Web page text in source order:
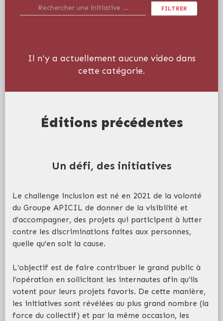
FILTRER
Il n'y a actuellement aucune video dans
cette catégorie.
Éditions précédentes
Un défi, des initiatives
Le challenge inclusion est né en 2021 de la volonté
du Groupe APICIL de donner de la visibilité et
d’accompagner, des projets qui participent à lutter
contre les discriminations faites aux personnes,
quelle qu’en soit la cause.
L’objectif est de faire contribuer le grand public à
l’opération en sollicitant les internautes afin qu’ils
votent pour leurs projets favoris. De cette manière,
les initiatives sont révélées au plus grand nombre (la
force du collectif) et par la même occasion, les